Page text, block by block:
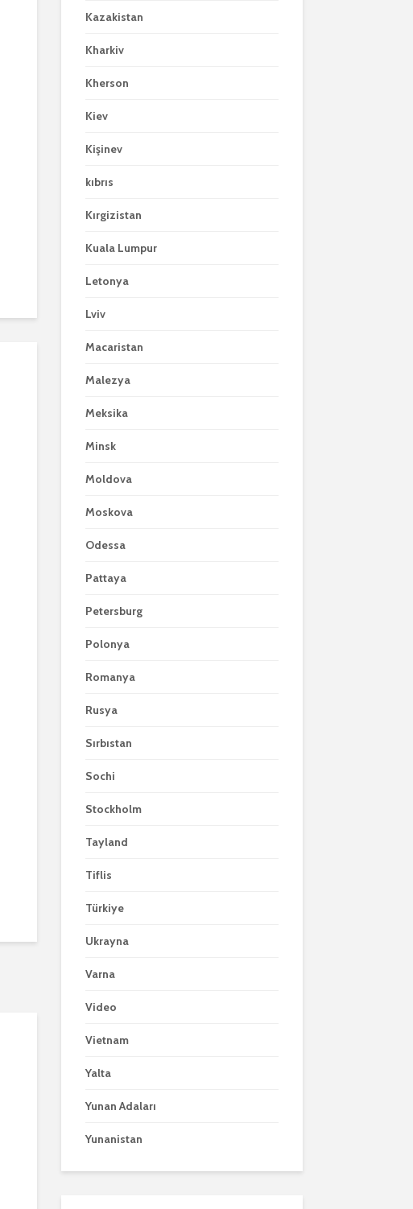
Kazakistan
Kharkiv
Kherson
Kiev
Kişinev
kıbrıs
Kırgizistan
Kuala Lumpur
Letonya
Lviv
Macaristan
Malezya
Meksika
Minsk
Moldova
Moskova
Odessa
Pattaya
Petersburg
Polonya
Romanya
Rusya
Sırbıstan
Sochi
Stockholm
Tayland
Tiflis
Türkiye
Ukrayna
Varna
Video
Vietnam
Yalta
Yunan Adaları
Yunanistan